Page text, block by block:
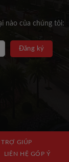
nào của chúng tôi:
GIÚP
LIÊN HỆ GÓP Ý